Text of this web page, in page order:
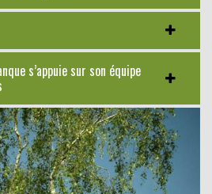
s’appuie sur son équipe